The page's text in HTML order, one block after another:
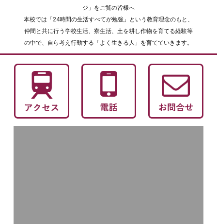
ジ」をご覧の皆様へ
本校では「24時間の生活すべてが勉強」という教育理念のもと、
仲間と共に行う学校生活、寮生活、土を耕し作物を育てる経験等
の中で、自ら考え行動する「よく生きる人」を育てていきます。